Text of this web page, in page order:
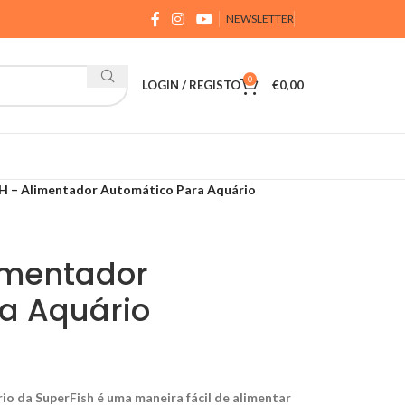
NEWSLETTER
LOGIN / REGISTO 0 €0,00
– Alimentador Automático Para Aquário
Aquário
da SuperFish é uma maneira fácil de alimentar